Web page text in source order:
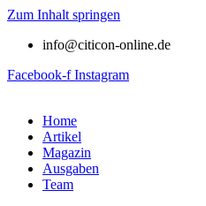
Zum Inhalt springen
info@citicon-online.de
Facebook-f Instagram
Home
Artikel
Magazin
Ausgaben
Team